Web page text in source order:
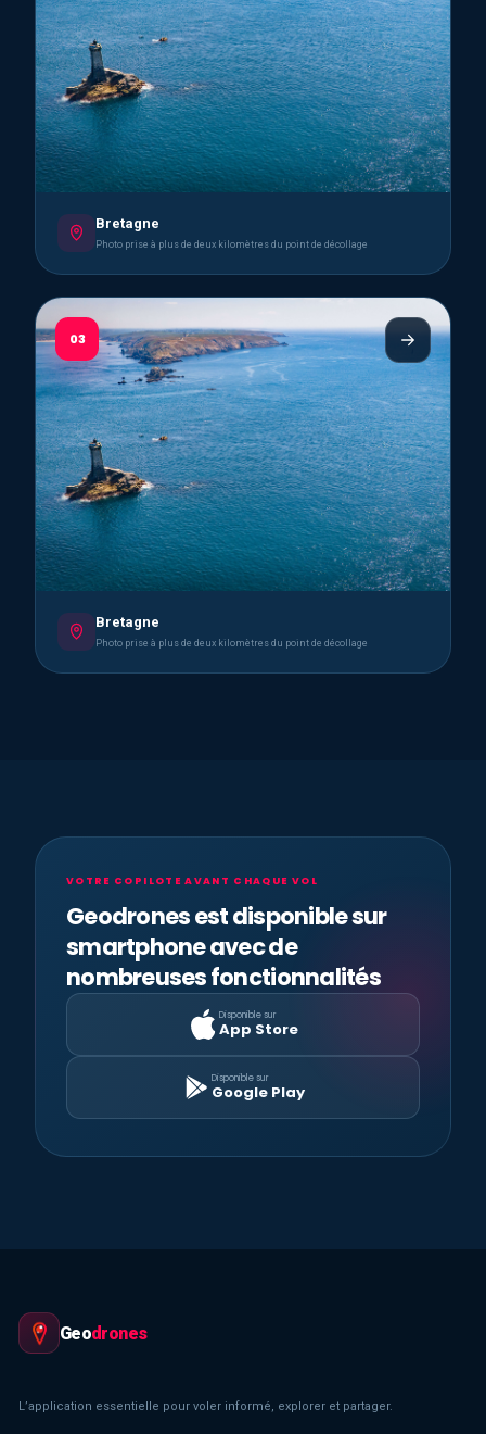
Bretagne
Photo prise à plus de deux kilomètres du point de décollage
03
Bretagne
Photo prise à plus de deux kilomètres du point de décollage
VOTRE COPILOTE AVANT CHAQUE VOL
Geodrones est disponible sur
smartphone avec de
nombreuses fonctionnalités
Disponible sur
App Store
Disponible sur
Google Play
Geodrones
L’application essentielle pour voler informé, explorer et partager.